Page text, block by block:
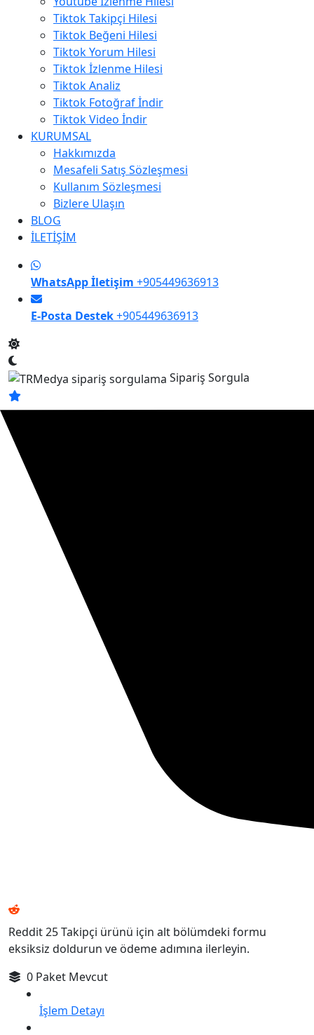
Tiktok Takipçi Hilesi
Tiktok Beğeni Hilesi
Tiktok Yorum Hilesi
Tiktok İzlenme Hilesi
Tiktok Analiz
Tiktok Fotoğraf İndir
Tiktok Video İndir
KURUMSAL
Hakkımızda
Mesafeli Satış Sözleşmesi
Kullanım Sözleşmesi
Bizlere Ulaşın
BLOG
İLETİŞİM
WhatsApp İletişim +905449636913
E-Posta Destek+905449636913
Sipariş Sorgula
Reddit 25 Takipçi ürünü için alt bölümdeki formu
eksiksiz doldurun ve ödeme adımına ilerleyin.
0 Paket Mevcut
İşlem Detayı